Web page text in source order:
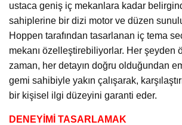
ustaca geniş iç mekanlara kadar
sahiplerine bir dizi motor ve düzen
Hoppen tarafından tasarlanan iç tema
mekanı özelleştirebiliyorlar. Her şeyden
zaman, her detayın doğru olduğundan
gemi sahibiyle yakın çalışarak,
bir kişisel ilgi düzeyini garanti eder.
DENEYİMİ TASARLAMAK